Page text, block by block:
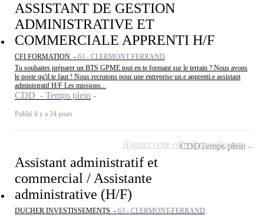
ASSISTANT DE GESTION
ADMINISTRATIVE ET
COMMERCIALE APPRENTI H/F
CFI FORMATION - 63 - CLERMONT FERRAND
Tu souhaites préparer un BTS GPME tout en te formant sur le terrain ? Nous avons
le poste qu'il te faut ! Nous recrutons pour une entreprise un.e apprenti.e assistant
administratif H/F Les missions...
CDD - Temps plein
Publié il y a 24 jours
Assistant administratif et
commercial / Assistante
administrative (H/F)
DUCHER INVESTISSEMENTS - 63 - CLERMONT-FERRAND
CDDTemps plein
Ajouter cette offre à ma sélection